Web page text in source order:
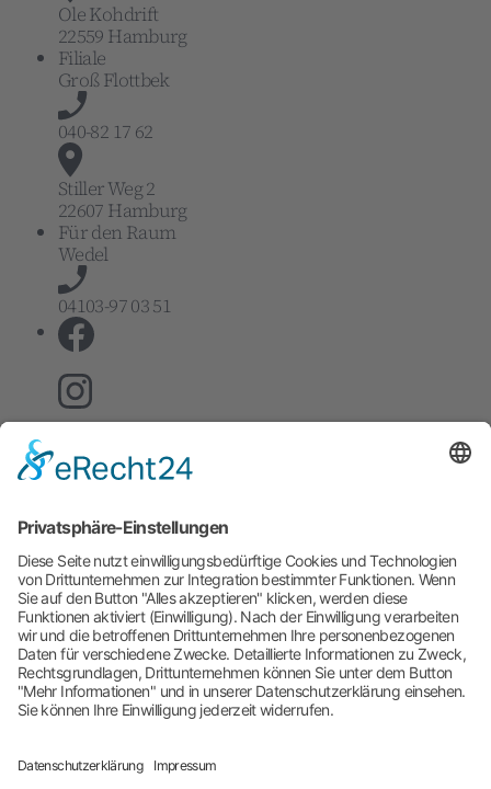
Ole Kohdrift
22559 Hamburg
Filiale
Groß Flottbek
040-82 17 62
Stiller Weg 2
22607 Hamburg
Für den Raum
Wedel
04103-97 03 51
Genderhinweis
Aus Gründen der besseren Lesbarkeit verzichten
wir auf die gleichzeitige Verwendung der
Sprachformen männlich, weiblich und divers
(m/w/d). Sämtliche Personenbezeichnungen gelten
gleichermaßen für alle Geschlechter. Die verkürzte
Sprachform hat nur redaktionelle Gründe und
beinhaltet keine Wertung.